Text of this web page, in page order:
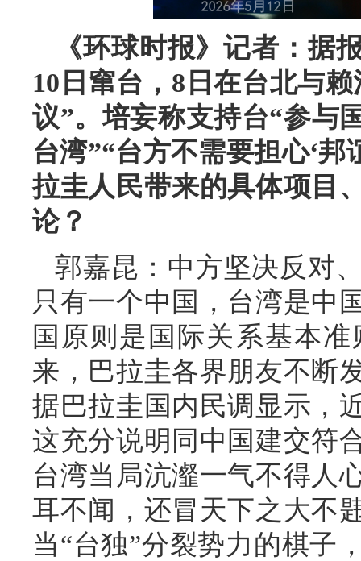
《环球时报》记者：据
10日窜台，8日在台北与
议”。培妄称支持台“参与
台湾”“台方不需要担心‘
拉圭人民带来的具体项目
论？
郭嘉昆：中方坚决反对
只有一个中国，台湾是中
国原则是国际关系基本
来，巴拉圭各界朋友不断
据巴拉圭国内民调显示，
这充分说明同中国建交符
台湾当局沆瀣一气不得人
耳不闻，还冒天下之大不
当“台独”分裂势力的棋子